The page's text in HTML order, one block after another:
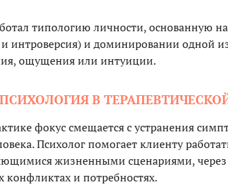
типологию личности, основанную
и интроверсия) и доминировании одной
ощущения или интуиции.
В
фокус смещается с устранения
Психолог помогает клиенту
жизненными сценариями, через
конфликтах и потребностях.